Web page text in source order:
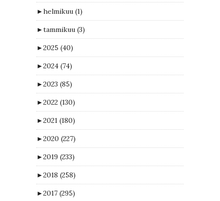
►helmikuu (1)
►tammikuu (3)
►2025 (40)
►2024 (74)
►2023 (85)
►2022 (130)
►2021 (180)
►2020 (227)
►2019 (233)
►2018 (258)
►2017 (295)